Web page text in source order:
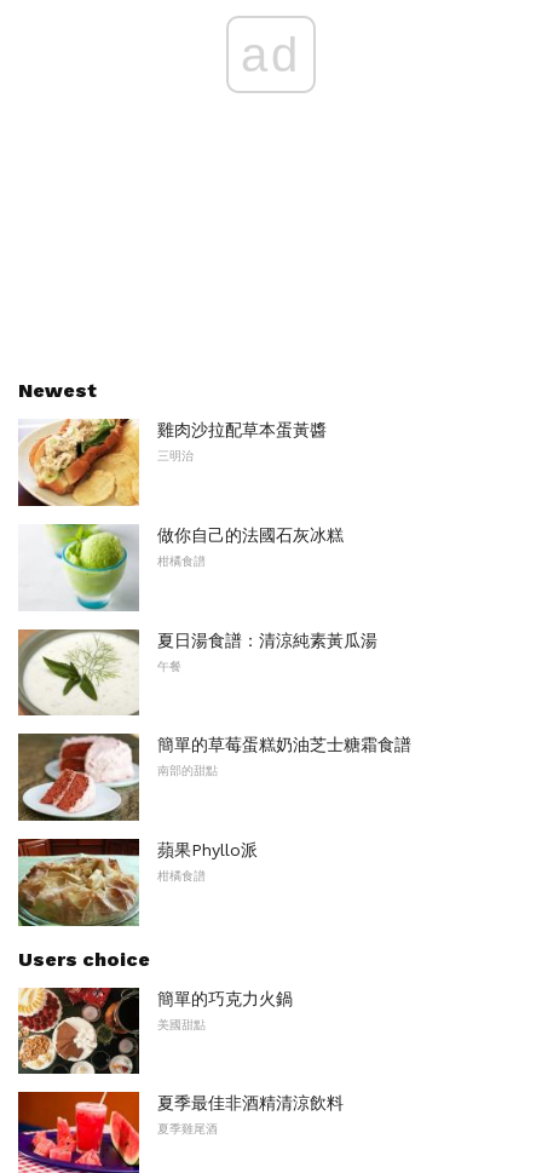
ad
Newest
雞肉沙拉配草本蛋黃醬
三明治
做你自己的法國石灰冰糕
柑橘食譜
夏日湯食譜：清涼純素黃瓜湯
午餐
簡單的草莓蛋糕奶油芝士糖霜食譜
南部的甜點
蘋果Phyllo派
柑橘食譜
Users choice
簡單的巧克力火鍋
美國甜點
夏季最佳非酒精清涼飲料
夏季雞尾酒